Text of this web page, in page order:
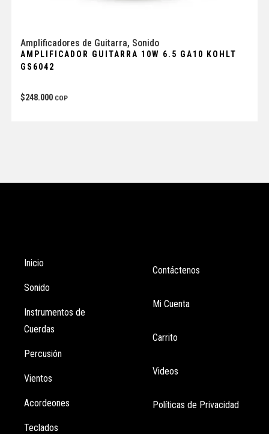
Amplificadores de Guitarra, Sonido
AMPLIFICADOR GUITARRA 10W 6.5 GA10 KOHLT
GS6042
$248.000 COP
Inicio
Sonido
Instrumentos de
Cuerdas
Percusión
Vientos
Acordeones
Teclados
Contáctenos
Mi Cuenta
Carrito
Videos
Políticas de Privacidad